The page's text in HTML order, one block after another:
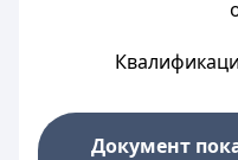
Документ